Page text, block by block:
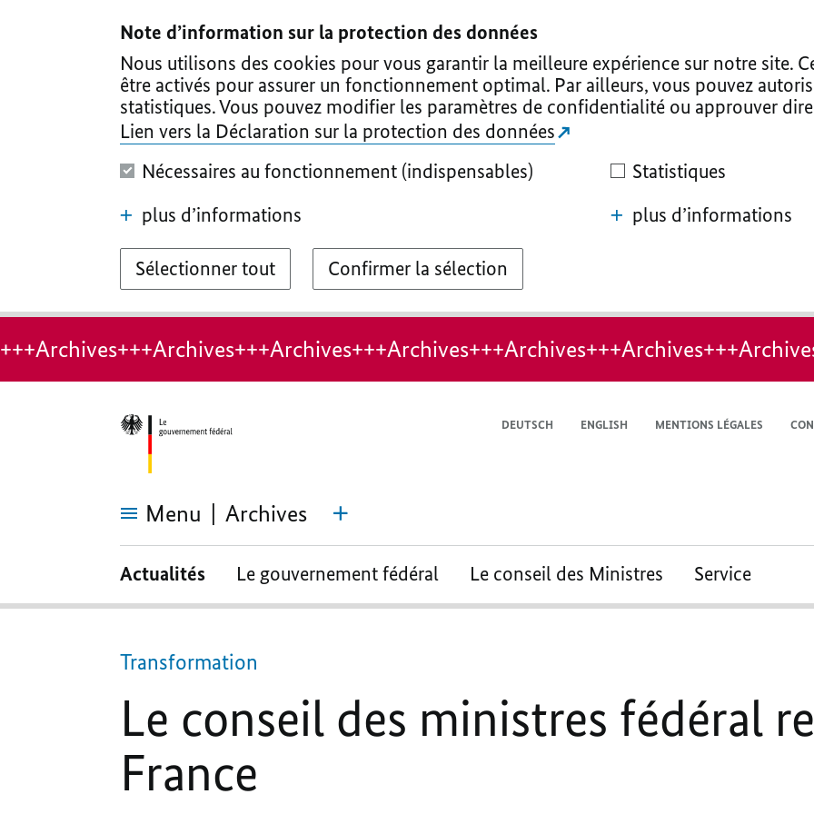
Note d’information sur la protection des données
Nous utilisons des cookies pour vous garantir la meilleure expérience sur notre site.
être activés pour assurer un fonctionnement optimal. Par ailleurs, vous pouvez
statistiques. Vous pouvez modifier les paramètres de confidentialité ou approuver
Lien vers la Déclaration sur la protection des données
Nécessaires au fonctionnement (indispensables)
plus d’informations
Statistiques
plus d’informations
Sélectionner tout Confirmer la sélection
DEUTSCH ENGLISH MENTIONS LÉGALES
Menu Archives
ministres
fédéral
Actualités Le gouvernement fédéral Le conseil des Ministres Service
Transformation
Le conseil des ministres fédéral
France